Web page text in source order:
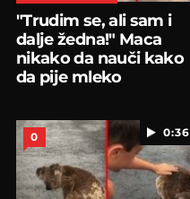
"Trudim se, ali sam i
dalje žedna!" Maca
nikako da nauči kako
da pije mleko
0:36
0